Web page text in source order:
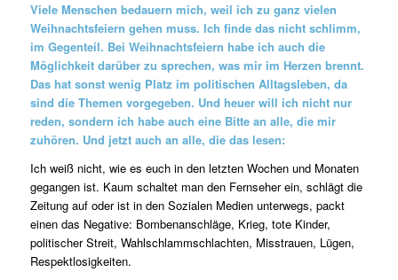
Viele Menschen bedauern mich, weil ich zu ganz vielen
Weihnachtsfeiern gehen muss. Ich finde das nicht schlimm,
im Gegenteil. Bei Weihnachtsfeiern habe ich auch die
Möglichkeit darüber zu sprechen, was mir im Herzen brennt.
Das hat sonst wenig Platz im politischen Alltagsleben, da
sind die Themen vorgegeben. Und heuer will ich nicht nur
reden, sondern ich habe auch eine Bitte an alle, die mir
zuhören. Und jetzt auch an alle, die das lesen:
Ich weiß nicht, wie es euch in den letzten Wochen und Monaten
gegangen ist. Kaum schaltet man den Fernseher ein, schlägt die
Zeitung auf oder ist in den Sozialen Medien unterwegs, packt
einen das Negative: Bombenanschläge, Krieg, tote Kinder,
politischer Streit, Wahlschlammschlachten, Misstrauen, Lügen,
Respektlosigkeiten.